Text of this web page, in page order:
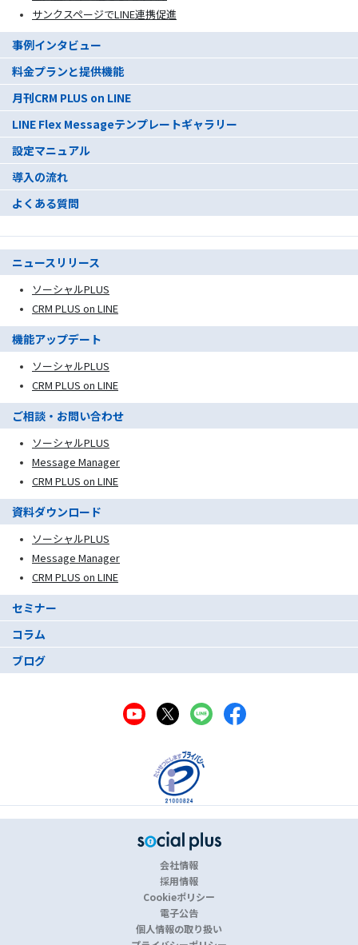
サンクスページでLINE連携促進
事例インタビュー
料金プランと提供機能
月刊CRM PLUS on LINE
LINE Flex Messageテンプレートギャラリー
設定マニュアル
導入の流れ
よくある質問
ニュースリリース
ソーシャルPLUS
CRM PLUS on LINE
機能アップデート
ソーシャルPLUS
CRM PLUS on LINE
ご相談・お問い合わせ
ソーシャルPLUS
Message Manager
CRM PLUS on LINE
資料ダウンロード
ソーシャルPLUS
Message Manager
CRM PLUS on LINE
セミナー
コラム
ブログ
会社情報
採用情報
Cookieポリシー
電子公告
個人情報の取り扱い